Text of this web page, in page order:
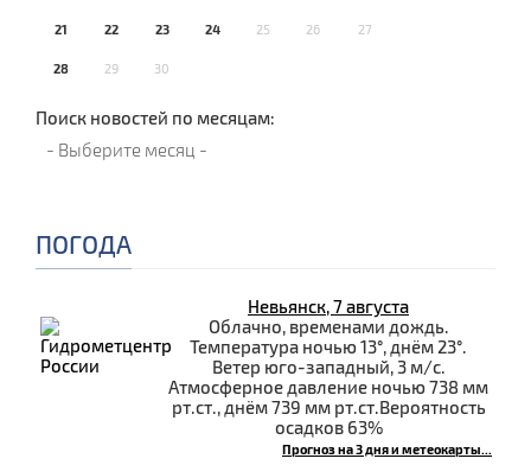
21 22 23 24 25 26 27
28 29 30
Поиск новостей по месяцам:
ПОГОДА
Невьянск, 7 августа
Облачно, временами дождь.
Температура ночью 13°, днём 23°.
Ветер юго-западный, 3 м/с.
Атмосферное давление ночью 738 мм
рт.ст., днём 739 мм рт.ст.Вероятность
осадков 63%
Прогноз на 3 дня и метеокарты...